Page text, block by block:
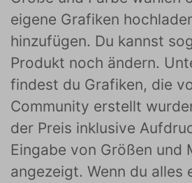
eigene Grafiken
hinzufügen. Du kannst
Produkt noch ändern.
findest du Grafiken, die
Community erstellt
der Preis inklusive
Eingabe von Größen und
angezeigt. Wenn du alles